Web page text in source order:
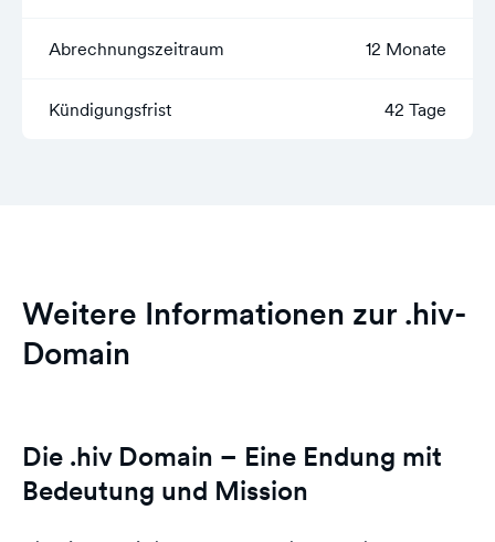
Abrechnungszeitraum 12 Monate
Kündigungsfrist 42 Tage
Weitere Informationen zur .hiv-
Domain
Die .hiv Domain – Eine Endung mit
Bedeutung und Mission